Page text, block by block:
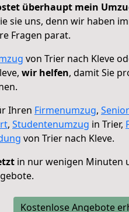
überhaupt mein
sie uns, denn wir haben
Fragen parat.
von Trier nach Kleve
wir helfen, damit Sie
Ihren Firmenumzug,
, Studentenumzug in Trier,
von Trier nach Kleve.
in nur wenigen Minuten
Kostenlose Angebote